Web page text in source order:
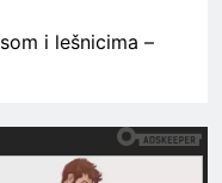
i lešnicima –